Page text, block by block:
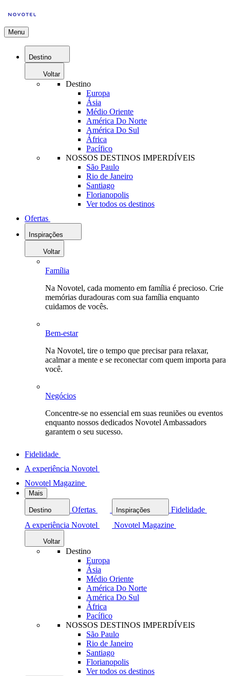
Menu
Destino
Voltar
Destino
Europa
Ásia
Médio Oriente
América Do Norte
América Do Sul
África
Pacífico
NOSSOS DESTINOS IMPERDÍVEIS
São Paulo
Rio de Janeiro
Santiago
Florianopolis
Ver todos os destinos
Ofertas
Inspirações
Voltar
Família
Na Novotel, cada momento em família é precioso. Crie
memórias duradouras com sua família enquanto
cuidamos de vocês.
Bem-estar
Na Novotel, tire o tempo que precisar para relaxar,
acalmar a mente e se reconectar com quem importa para
você.
Negócios
Concentre-se no essencial em suas reuniões ou eventos
enquanto nossos dedicados Novotel Ambassadors
garantem o seu sucesso.
Fidelidade
A experiência Novotel
Novotel Magazine
Mais
Destino Ofertas Inspirações
Fidelidade
A experiência Novotel
Novotel Magazine
Voltar
Destino
Europa
Ásia
Médio Oriente
América Do Norte
América Do Sul
África
Pacífico
NOSSOS DESTINOS IMPERDÍVEIS
São Paulo
Rio de Janeiro
Santiago
Florianopolis
Ver todos os destinos